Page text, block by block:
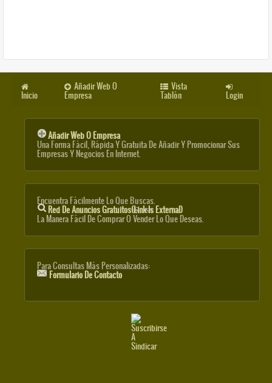
Inicio
Añadir Web O
Empresa
Vista
Tablón Login
Añadir Web O Empresa
Una Forma Fácil, Rápida Y Gratuita De Añadir Y Promocionar Sus
Empresas Y Negocios En Internet.
Encuentra Fácilmente Lo Que Buscas.
Red De Anuncios Gratuitos(link Is External)
La Manera Fácil De Comprar O Vender Lo Que Deseas.
Para Consultas Más Personalizadas:
Formulario De Contacto